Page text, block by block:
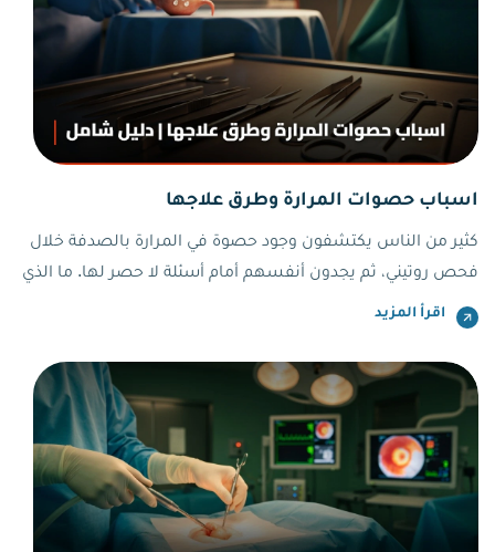
اسباب حصوات المرارة وطرق علاجها
كثير من الناس يكتشفون وجود حصوة في المرارة بالصدفة خلال
فحص روتيني، ثم يجدون أنفسهم أمام أسئلة لا حصر لها. ما الذي
سبّب هذه الحصوات؟ هل تستدعي تدخلاً فورياً؟ وما الخيارات
بشكل صحيح هو الخطوة الأولى نحو قرار طبي سليم.
اقرأ المزيد